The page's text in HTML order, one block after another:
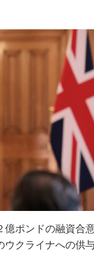
ポンドの融資合
クライナへの供